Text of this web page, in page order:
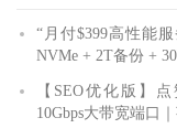
“月付$399高性能
NVMe + 2T备份 +
【SEO优化版】
10Gbps大带宽端口